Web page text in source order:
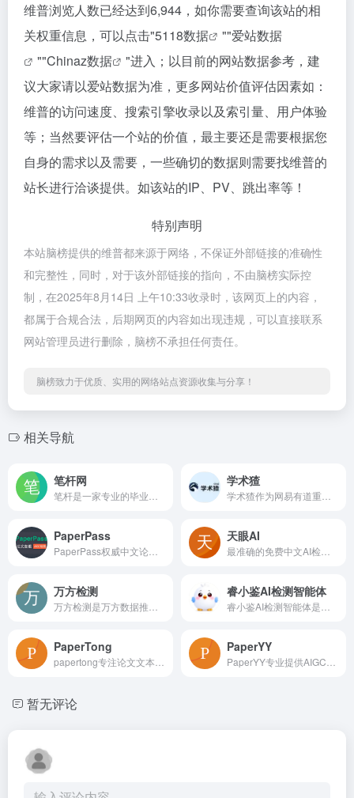
维普浏览人数已经达到6,944，如你需要查询该站的相
关权重信息，可以点击"5118数据 ""爱站数据
""Chinaz数据
"进入；以目前的网站数据参考，建
议大家请以爱站数据为准，更多网站价值评估因素如：
维普的访问速度、搜索引擎收录以及索引量、用户体验
等；当然要评估一个站的价值，最主要还是需要根据您
自身的需求以及需要，一些确切的数据则需要找维普的
站长进行洽谈提供。如该站的IP、PV、跳出率等！
特别声明
本站脑榜提供的维普都来源于网络，不保证外部链接的准确性
和完整性，同时，对于该外部链接的指向，不由脑榜实际控
制，在2025年8月14日 上午10:33收录时，该网页上的内容，
都属于合规合法，后期网页的内容如出现违规，可以直接联系
网站管理员进行删除，脑榜不承担任何责任。
脑榜致力于优质、实用的网络站点资源收集与分享！
相关导航
笔杆网 学术猹
PaperPass 天眼AI
万方检测 睿小鉴AI检测智能体
PaperTong PaperYY
暂无评论